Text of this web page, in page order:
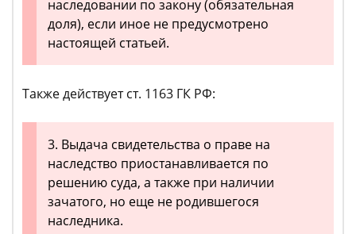
наследовании по закону (обязательная
доля), если иное не предусмотрено
настоящей статьей.
Также действует ст. 1163 ГК РФ:
3. Выдача свидетельства о праве на
наследство приостанавливается по
решению суда, а также при наличии
зачатого, но еще не родившегося
наследника.